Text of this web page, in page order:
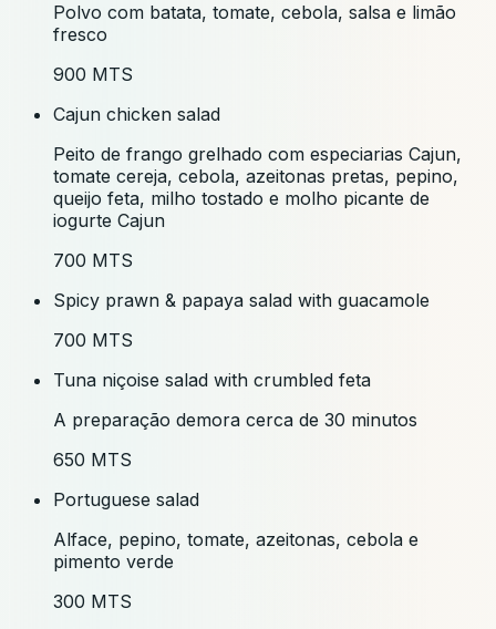
Polvo com batata, tomate, cebola, salsa e limão
fresco
900 MTS
Cajun chicken salad
Peito de frango grelhado com especiarias Cajun,
tomate cereja, cebola, azeitonas pretas, pepino,
queijo feta, milho tostado e molho picante de
iogurte Cajun
700 MTS
Spicy prawn & papaya salad with guacamole
700 MTS
Tuna niçoise salad with crumbled feta
A preparação demora cerca de 30 minutos
650 MTS
Portuguese salad
Alface, pepino, tomate, azeitonas, cebola e
pimento verde
300 MTS